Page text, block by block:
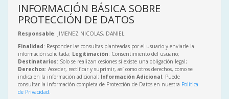
INFORMACIÓN BÁSICA SOBRE
PROTECCIÓN DE DATOS
Responsable: JIMENEZ NICOLAS, DANIEL
Finalidad: Responder las consultas planteadas por el usuario y enviarle la
información solicitada; Legitimación: Consentimiento del usuario;
Destinatarios: Solo se realizan cesiones si existe una obligación legal;
Derechos: Acceder, rectificar y suprimir, así como otros derechos, como se
indica en la información adicional; Información Adicional: Puede
consultar la información completa de Protección de Datos en nuestra Política
de Privacidad